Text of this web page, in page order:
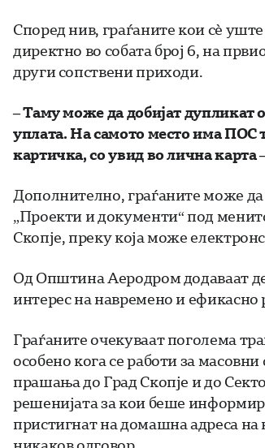
Според нив, граѓаните кои сè
директно во собата број 6, на
други сопствени приходи.
– Таму може да добијат
уплата. На самото место има ПОС
картичка, со увид во лична
Дополнително, граѓаните може
„Проекти и документи“ под
Скопје, преку која може
Од Општина Аеродром додаваат
интерес на навремено и
Граѓаните очекуваат поголема
особено кога се работи за
прашања до Град Скопје и до
решенијата за кои беше
пристигнат на домашна адреса на